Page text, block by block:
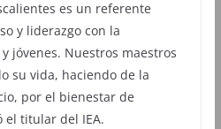
es un referente
y liderazgo con la
jóvenes. Nuestros maestros
su vida, haciendo de la
por el bienestar de
el titular del IEA.